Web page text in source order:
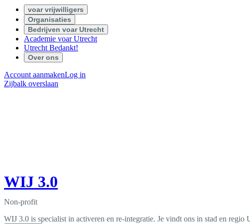
voar vrijwilligers
Organisaties
Bedrijven voar Utrecht
Academie voar Utrecht
Utrecht Bedankt!
Over ons
Account aanmakenLog in
Zijbalk overslaan
WIJ 3.0
Non-profit
WIJ 3.0 is specialist in activeren en re-integratie. Je vindt ons in stad en